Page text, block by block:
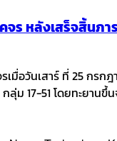
จร หลังเสร็จสิ้นภ
มื่อวันเสาร์ ที่ 25 กร
ม 17-51 โดยทะยานขึ้น